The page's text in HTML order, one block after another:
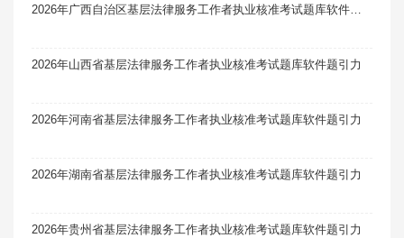
2026年山西省基层法律服务工作者执业核准考试题库软件题引力
2026年河南省基层法律服务工作者执业核准考试题库软件题引力
2026年湖南省基层法律服务工作者执业核准考试题库软件题引力
2026年贵州省基层法律服务工作者执业核准考试题库软件题引力